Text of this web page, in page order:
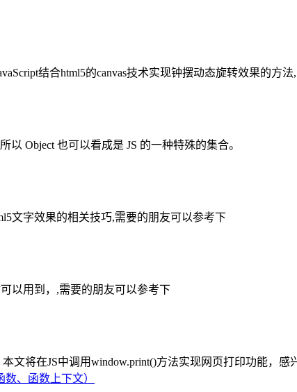
结合html5的canvas技术实现钟摆动态旋转效果的方
Object 也可以看成是 JS 的一种特殊的集合。
文字效果的相关技巧,需要的朋友可以参考下
以用到，,需要的朋友可以参考下
文将在JS中调用window.print()方法实现网页打印功能，